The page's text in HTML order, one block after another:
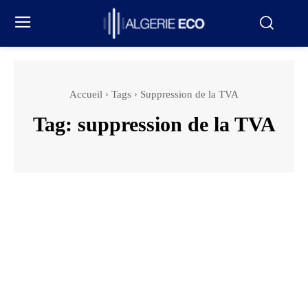
Accueil Tags Suppression de la TVA
Tag: suppression de la TVA